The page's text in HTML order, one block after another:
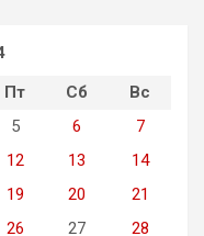
Пт Сб
Вс
5 6
7
12 13
14
19 20
21
26 27
28